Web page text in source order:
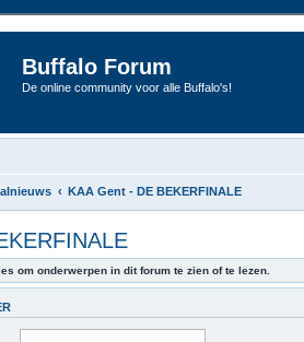
Buffalo Forum
De online community voor alle Buffalo's!
KAA Gent - DE BEKERFINALE
om onderwerpen in dit forum te zien of te lezen.